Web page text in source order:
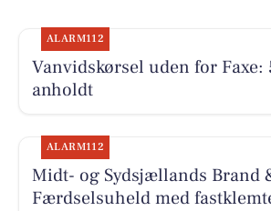
ALARM112
Vanvidskørsel uden for Faxe:
anholdt
ALARM112
Midt- og Sydsjællands Brand
Færdselsuheld med